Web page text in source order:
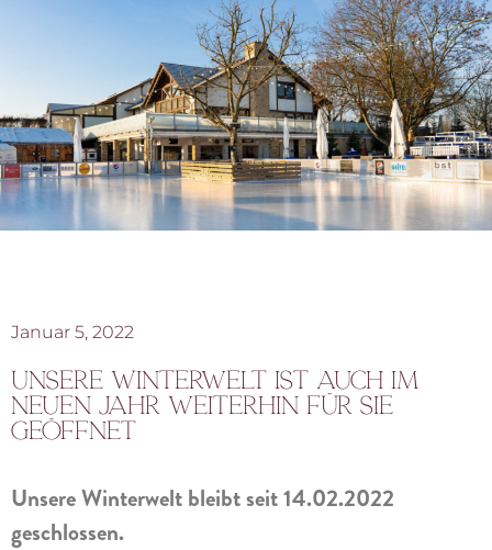
Januar 5, 2022
Unsere Winterwelt ist auch im
neuen Jahr weiterhin für Sie
geöffnet
Unsere Winterwelt bleibt seit 14.02.2022
geschlossen.